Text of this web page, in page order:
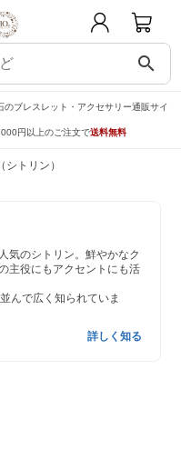
search
ブレスレット・アクセサリー通販サイ
円以上のご注文で送料無料
シトリン）
気のシトリン。鮮やかなク
主役にもアクセントにも活
んで広く知られていま
詳しく知る